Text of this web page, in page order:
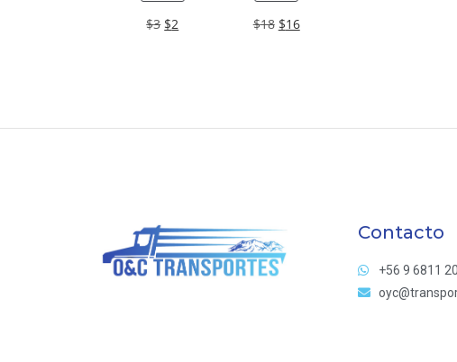
$3 $2 $18 $16
Contacto
+56 9 6811